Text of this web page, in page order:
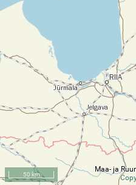
50 km
Maa- ja